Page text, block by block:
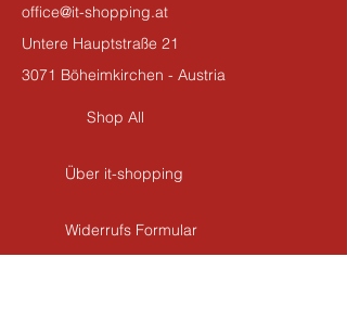
office@it-shopping.at
Untere Hauptstraße 21
3071 Böheimkirchen - Austria
Shop All
Über it-shopping
Widerrufs Formular